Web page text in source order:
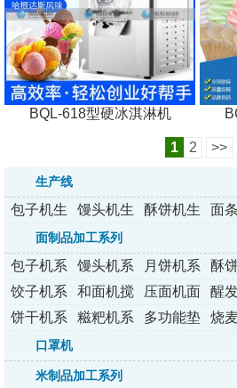
BQL-618型硬冰淇淋机
1 2 >>
生产线
包子机生
产线
馒头机生
产线
酥饼机生
面
面制品加工系列
包子机系
列
馒头机系
列
月饼机系
列
酥
饺子机系
列
和面机搅
拌机
压面机面
条机
醒
饼干机系
列
糍粑机系
多功能垫
烧
口罩机
米制品加工系列